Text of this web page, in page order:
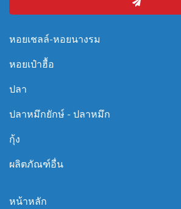
หอยเชลล์-หอยนางรม
หอยเป๋าฮื้อ
ปลา
ปลาหมึกยักษ์ - ปลาหมึก
กุ้ง
ผลิตภัณฑ์อื่น
หน้าหลัก